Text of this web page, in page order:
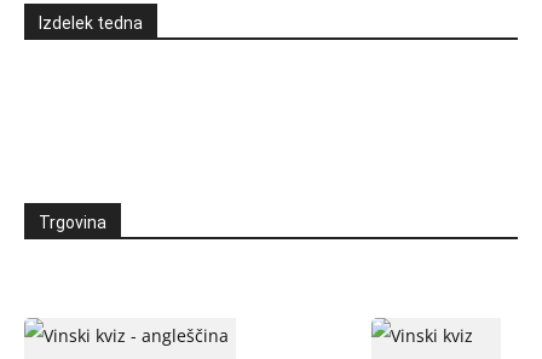
Izdelek tedna
Trgovina